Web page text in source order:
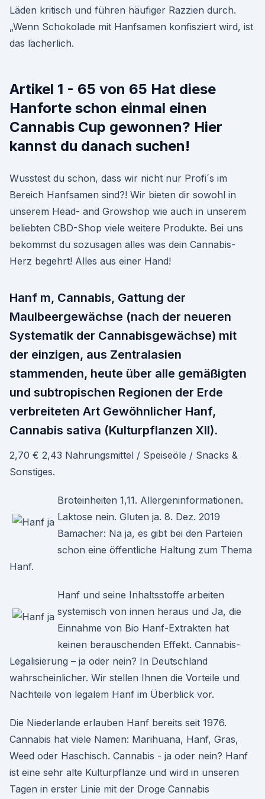
Läden kritisch und führen häufiger Razzien durch.
„Wenn Schokolade mit Hanfsamen konfisziert wird, ist
das lächerlich.
Artikel 1 - 65 von 65 Hat diese
Hanforte schon einmal einen
Cannabis Cup gewonnen? Hier
kannst du danach suchen!
Wusstest du schon, dass wir nicht nur Profi´s im
Bereich Hanfsamen sind?! Wir bieten dir sowohl in
unserem Head- and Growshop wie auch in unserem
beliebten CBD-Shop viele weitere Produkte. Bei uns
bekommst du sozusagen alles was dein Cannabis-
Herz begehrt! Alles aus einer Hand!
Hanf m, Cannabis, Gattung der
Maulbeergewächse (nach der neueren
Systematik der Cannabisgewächse) mit
der einzigen, aus Zentralasien
stammenden, heute über alle gemäßigten
und subtropischen Regionen der Erde
verbreiteten Art Gewöhnlicher Hanf,
Cannabis sativa (Kulturpflanzen XII).
2,70 € 2,43 Nahrungsmittel / Speiseöle / Snacks &
Sonstiges.
Broteinheiten 1,11. Allergeninformationen.
Laktose nein. Gluten ja. 8. Dez. 2019
Bamacher: Na ja, es gibt bei den Parteien
schon eine öffentliche Haltung zum Thema
Hanf.
Hanf und seine Inhaltsstoffe arbeiten
systemisch von innen heraus und Ja, die
Einnahme von Bio Hanf-Extrakten hat
keinen berauschenden Effekt. Cannabis-
Legalisierung – ja oder nein? In Deutschland
wahrscheinlicher. Wir stellen Ihnen die Vorteile und
Nachteile von legalem Hanf im Überblick vor.
Die Niederlande erlauben Hanf bereits seit 1976.
Cannabis hat viele Namen: Marihuana, Hanf, Gras,
Weed oder Haschisch. Cannabis - ja oder nein? Hanf
ist eine sehr alte Kulturpflanze und wird in unseren
Tagen in erster Linie mit der Droge Cannabis